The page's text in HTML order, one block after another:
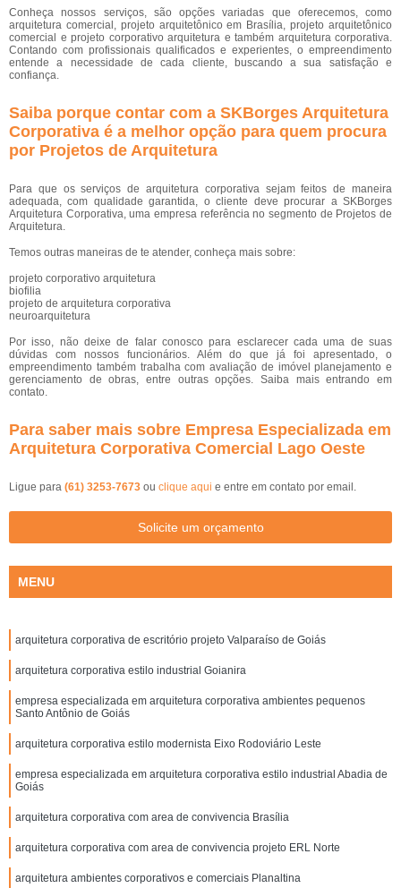
Conheça nossos serviços, são opções variadas que oferecemos, como
arquitetura comercial, projeto arquitetônico em Brasília, projeto arquitetônico
comercial e projeto corporativo arquitetura e também arquitetura corporativa.
Contando com profissionais qualificados e experientes, o empreendimento
entende a necessidade de cada cliente, buscando a sua satisfação e
confiança.
Saiba porque contar com a SKBorges Arquitetura
Corporativa é a melhor opção para quem procura
por Projetos de Arquitetura
Para que os serviços de arquitetura corporativa sejam feitos de maneira
adequada, com qualidade garantida, o cliente deve procurar a SKBorges
Arquitetura Corporativa, uma empresa referência no segmento de Projetos de
Arquitetura.
Temos outras maneiras de te atender, conheça mais sobre:
projeto corporativo arquitetura
biofilia
projeto de arquitetura corporativa
neuroarquitetura
Por isso, não deixe de falar conosco para esclarecer cada uma de suas
dúvidas com nossos funcionários. Além do que já foi apresentado, o
empreendimento também trabalha com avaliação de imóvel planejamento e
gerenciamento de obras, entre outras opções. Saiba mais entrando em
contato.
Para saber mais sobre Empresa Especializada em
Arquitetura Corporativa Comercial Lago Oeste
Ligue para (61) 3253-7673 ou clique aqui e entre em contato por email.
Solicite um orçamento
MENU
arquitetura corporativa de escritório projeto Valparaíso de Goiás
arquitetura corporativa estilo industrial Goianira
empresa especializada em arquitetura corporativa ambientes pequenos
Santo Antônio de Goiás
arquitetura corporativa estilo modernista Eixo Rodoviário Leste
empresa especializada em arquitetura corporativa estilo industrial Abadia de
Goiás
arquitetura corporativa com area de convivencia Brasília
arquitetura corporativa com area de convivencia projeto ERL Norte
arquitetura ambientes corporativos e comerciais Planaltina